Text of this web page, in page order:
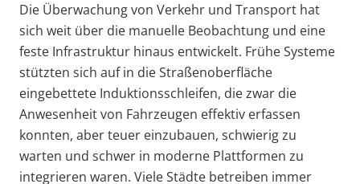
Die Überwachung von Verkehr und Transport hat
sich weit über die manuelle Beobachtung und eine
feste Infrastruktur hinaus entwickelt. Frühe Systeme
stützten sich auf in die Straßenoberfläche
eingebettete Induktionsschleifen, die zwar die
Anwesenheit von Fahrzeugen effektiv erfassen
konnten, aber teuer einzubauen, schwierig zu
warten und schwer in moderne Plattformen zu
integrieren waren. Viele Städte betreiben immer